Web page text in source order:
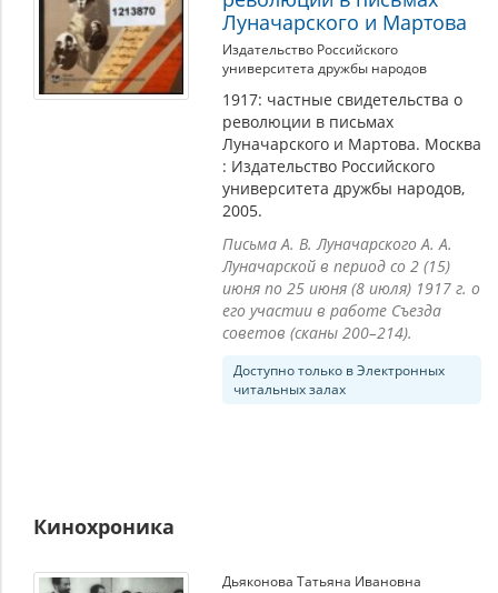
Луначарского и Мартова
Издательство Российского
университета дружбы народов
1917: частные свидетельства о
революции в письмах
Луначарского и Мартова. Москва
: Издательство Российского
университета дружбы народов,
2005.
Письма А. В. Луначарского А. А.
Луначарской в период со 2 (15)
июня по 25 июня (8 июля) 1917 г. о
его участии в работе Съезда
советов (сканы 200–214).
Доступно только в Электронных
читальных залах
Кинохроника
Дьяконова Татьяна Ивановна